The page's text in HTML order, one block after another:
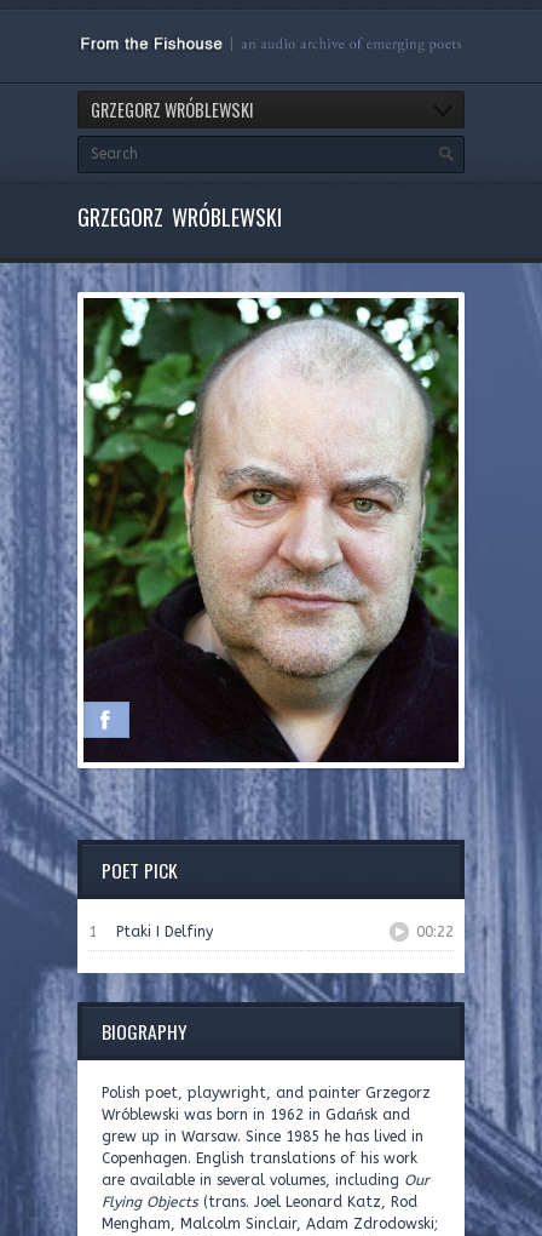
GRZEGORZ WRÓBLEWSKI
GRZEGORZ WRÓBLEWSKI
POET PICK
1 Ptaki I Delfiny 00:22
BIOGRAPHY
Polish poet, playwright, and painter Grzegorz
Wróblewski was born in 1962 in Gdańsk and
grew up in Warsaw. Since 1985 he has lived in
Copenhagen. English translations of his work
are available in several volumes, including Our
Flying Objects(trans. Joel Leonard Katz, Rod
Mengham, Malcolm Sinclair, Adam Zdrodowski;